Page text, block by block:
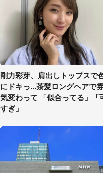
剛力彩芽、肩出しトップスで
にドキっ...茶髪ロングヘアで
気変わって 「似合ってる」「
すぎ」